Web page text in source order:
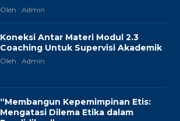
Oleh : Admin
Koneksi Antar Materi Modul 2.3
Coaching Untuk Supervisi Akademik
Oleh : Admin
“Membangun Kepemimpinan Etis:
Mengatasi Dilema Etika dalam